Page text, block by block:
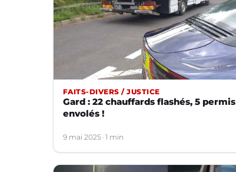
FAITS-DIVERS / JUSTICE
Gard : 22 chauffards flashés, 5 permis
envolés !
9 mai 2025 1 min